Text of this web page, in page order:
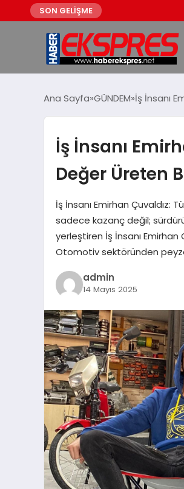
SON GELİŞME
Ana Sayfa GÜNDEM İş İnsanı
İş İnsanı
Değer Üreten
İş İnsanı Emirhan Çuvaldız:
sadece kazanç değil;
yerleştiren İş İnsanı Emirhan
Otomotiv sektöründen
admin
14 Mayıs 2025